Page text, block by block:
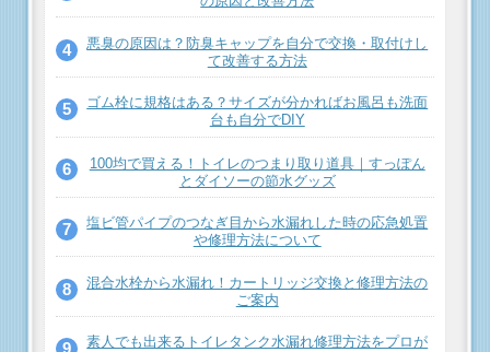
悪臭の原因は？防臭キャップを自分で交換・取付けし
て改善する方法
ゴム栓に規格はある？サイズが分かればお風呂も洗面
台も自分でDIY
100均で買える！トイレのつまり取り道具｜すっぽん
とダイソーの節水グッズ
塩ビ管パイプのつなぎ目から水漏れした時の応急処置
や修理方法について
混合水栓から水漏れ！カートリッジ交換と修理方法の
ご案内
素人でも出来るトイレタンク水漏れ修理方法をプロが